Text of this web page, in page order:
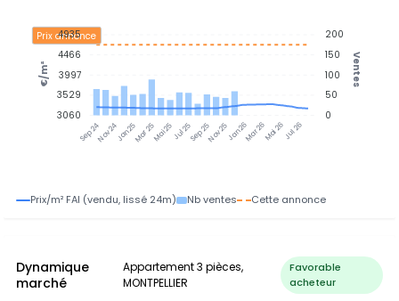
Sep 24Nov 24Jan 25Mar 25Mai 25Jul 25Sep 25Nov 25Jan 26Mar 26Mai 26Jul 26
Prix annonce
200
150
100
50
0
Ventes
4935
4466
3997
3529
3060
€/m²
Prix/m² FAI (vendu, lissé 24m) Nb ventes Cette annonce
Dynamique
marché
Appartement 3 pièces,
MONTPELLIER
Favorable
acheteur